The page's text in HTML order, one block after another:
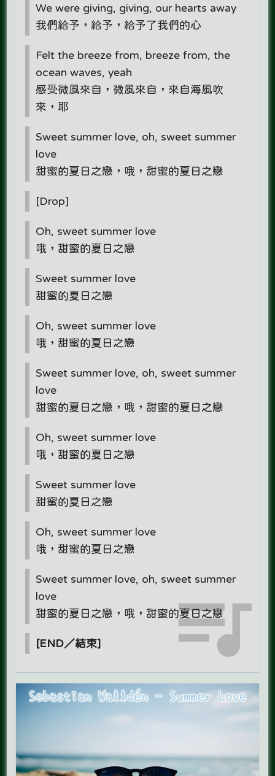
We were giving, giving, our hearts away
我們給予，給予，給予了我們的心
Felt the breeze from, breeze from, the
ocean waves, yeah
感受微風來自，微風來自，來自海風吹
來，耶
Sweet summer love, oh, sweet summer
love
甜蜜的夏日之戀，哦，甜蜜的夏日之戀
[Drop]
Oh, sweet summer love
哦，甜蜜的夏日之戀
Sweet summer love
甜蜜的夏日之戀
Oh, sweet summer love
哦，甜蜜的夏日之戀
Sweet summer love, oh, sweet summer
love
甜蜜的夏日之戀，哦，甜蜜的夏日之戀
Oh, sweet summer love
哦，甜蜜的夏日之戀
Sweet summer love
甜蜜的夏日之戀
Oh, sweet summer love
哦，甜蜜的夏日之戀
Sweet summer love, oh, sweet summer
love
甜蜜的夏日之戀，哦，甜蜜的夏日之戀
[END／結束]